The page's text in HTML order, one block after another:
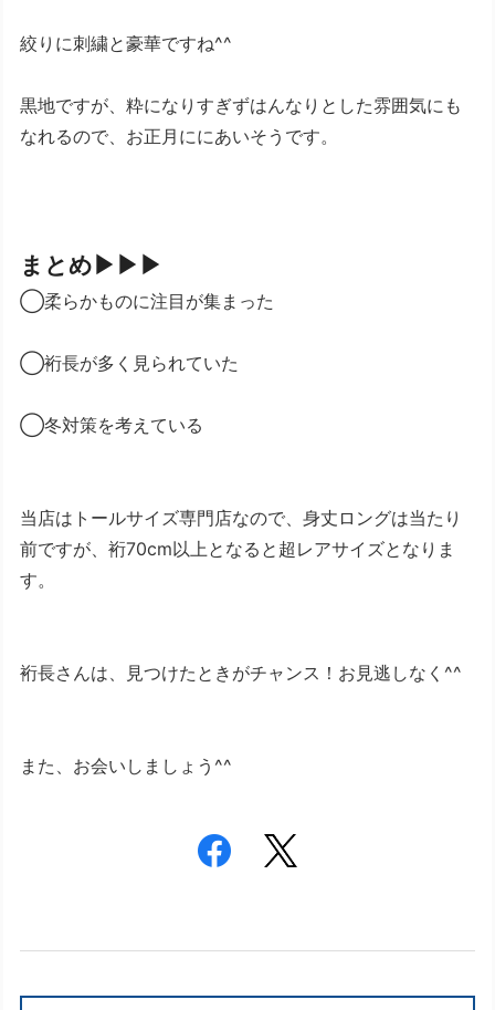
絞りに刺繍と豪華ですね^^
黒地ですが、粋になりすぎずはんなりとした雰囲気にも
なれるので、お正月ににあいそうです。
まとめ▶▶▶
◯柔らかものに注目が集まった
◯裄長が多く見られていた
◯冬対策を考えている
当店はトールサイズ専門店なので、身丈ロングは当たり
前ですが、裄70cm以上となると超レアサイズとなりま
す。
裄長さんは、見つけたときがチャンス！お見逃しなく^^
また、お会いしましょう^^